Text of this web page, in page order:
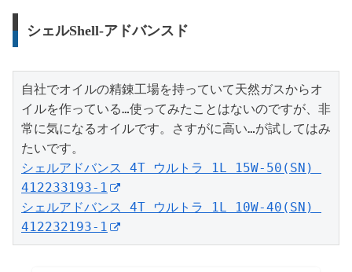
シェルShell-アドバンスド
自社でオイルの精錬工場を持っていて天然ガスからオ
イルを作っている…使ってみたことはないのですが、非
常に気になるオイルです。さすがに高い…が試してはみ
シェルアドバンス 4T ウルトラ 1L 15W-50(SN)
412233193-1
シェルアドバンス 4T ウルトラ 1L 10W-40(SN)
412232193-1